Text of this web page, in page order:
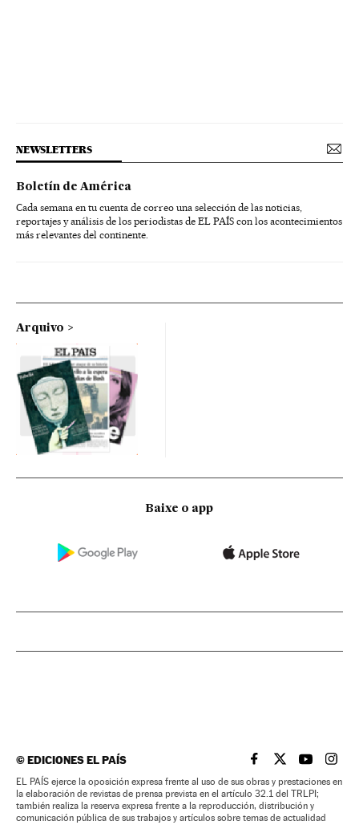
NEWSLETTERS
Boletín de América
Cada semana en tu cuenta de correo una selección de las noticias,
reportajes y análisis de los periodistas de EL PAÍS con los acontecimientos
más relevantes del continente.
Arquivo
Baixe o app
©EDICIONES EL PAÍS EL PAÍS BRASIL EN
EL PAÍSEL PAÍS
EL
EL PAÍS ejerce la oposición expresa frente al uso de sus obras y prestaciones en
la elaboración de revistas de prensa prevista en el artículo 32.1 del TRLPI;
también realiza la reserva expresa frente a la reproducción, distribución y
comunicación pública de sus trabajos y artículos sobre temas de actualidad